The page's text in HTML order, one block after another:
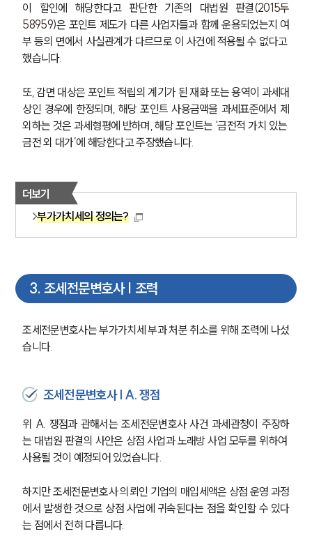
이 할인에 해당한다고 판단한 기존의 대법원 판결(2015두
58959)은 포인트 제도가 다른 사업자들과 함께 운용되었는지 여
부 등의 면에서 사실관계가 다르므로 이 사건에 적용될 수 없다고
했습니다.
또, 감면 대상은 포인트 적립의 계기가 된 재화 또는 용역이 과세대
상인 경우에 한정되며, 해당 포인트 사용금액을 과세표준에서 제
외하는 것은 과세형평에 반하며, 해당 포인트는 ‘금전적 가치 있는
금전 외 대가’에 해당한다고 주장했습니다.
더보기
부가가치세의 정의는?
3. 조세전문변호사 | 조력
조세전문변호사는 부가가치세 부과 처분 취소를 위해 조력에 나섰
습니다.
조세전문변호사 | A. 쟁점
위 A. 쟁점과 관해서는 조세전문변호사 사건 과세관청이 주장하
는 대법원 판결의 사안은 상점 사업과 노래방 사업 모두를 위하여
사용될 것이 예정되어 있었습니다.
하지만 조세전문변호사 의뢰인 기업의 매입세액은 상점 운영 과정
에서 발생한 것으로 상점 사업에 귀속된다는 점을 확인할 수 있다
는 점에서 전혀 다릅니다.